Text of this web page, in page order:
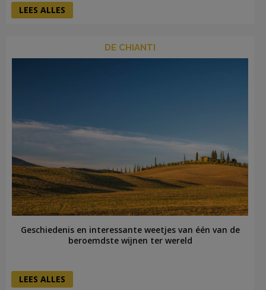
LEES ALLES
DE CHIANTI
Geschiedenis en interessante weetjes van één van de
beroemdste wijnen ter wereld
LEES ALLES